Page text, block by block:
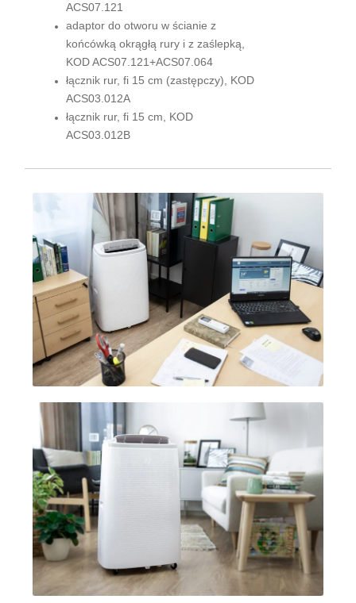
ACS07.121
adaptor do otworu w ścianie z
końcówką okrągłą rury i z zaślepką,
KOD ACS07.121+ACS07.064
łącznik rur, fi 15 cm (zastępczy), KOD
ACS03.012A
łącznik rur, fi 15 cm, KOD
ACS03.012B